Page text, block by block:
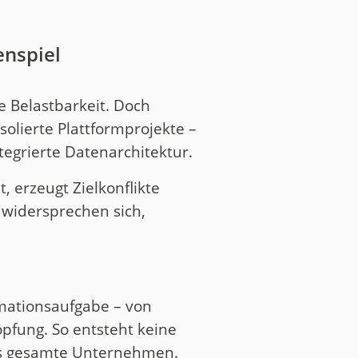
Belastbarkeit. Doch
Plattformprojekte –
Datenarchitektur.
erzeugt Zielkonflikte
sich,
– von
So entsteht keine
Unternehmen.